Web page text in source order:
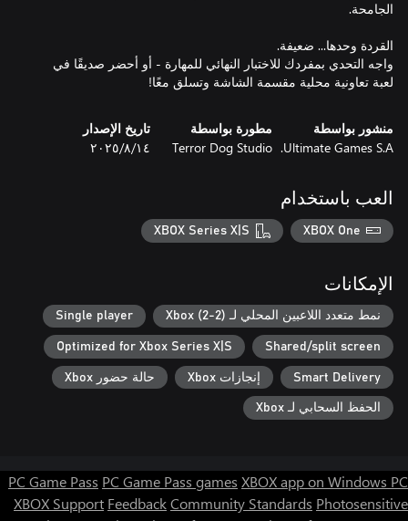
واجه التحدي بمفردك للاختبار النهائي للمهارة - أو أحضر صديقًا في
لعبة تعاونية محلية مقسمة الشاشة وتسلق معًا!
منشور بواسطة
Ultimate Games S.A.
مطورة بواسطة
Terror Dog Studio
تاريخ الإصدار
١٤‏/٨‏/٢٠٢٥
العب باستخدام
XBOX One
XBOX Series X|S
الإمكانات
نمط متعدد اللاعبين المحلي لـ Xbox (2-2) Single player
Shared/split screen
Optimized for Xbox Series X|S
Smart Delivery إنجازات Xbox حالة حضور Xbox
الحفظ السحابي لـ Xbox
PC Game Pass PC Game Pass games XBOX app on Windows PC
XBOX Support FeedbackCommunity Standards Photosensitive